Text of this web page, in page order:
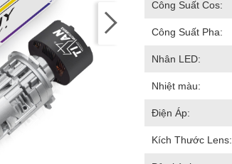
Công Suất Cos:
Công Suất Pha:
Nhân LED:
Nhiệt màu:
Điện Áp:
Kích Thước Lens: